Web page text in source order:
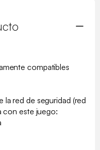
compatibles
la red de seguridad (red
con este juego: